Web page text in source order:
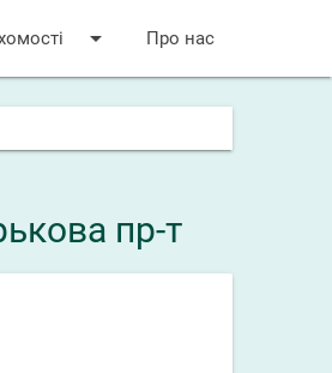
arrow_drop_down Про нас
пр-т